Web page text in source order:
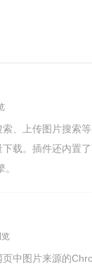
、上传图片搜索
载。插件还内置
中图片来源的